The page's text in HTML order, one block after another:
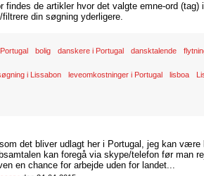
findes de artikler hvor det valgte emne-ord (tag)
din søgning yderligere.
bolig danskere i Portugal dansktalende
i Lissabon leveomkostninger i Portugal lisboa
det bliver udlagt her i Portugal, jeg kan
kan foregå via skype/telefon før man
en chance for arbejde uden for landet...